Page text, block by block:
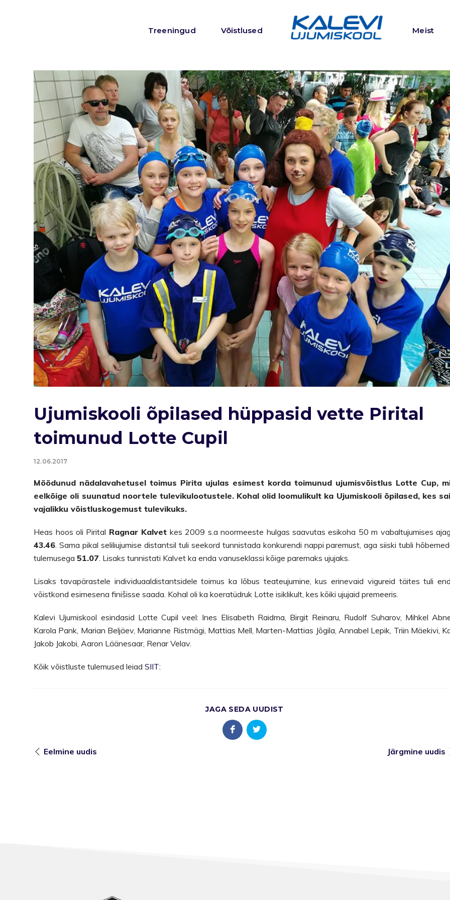
Treeningud Võistlused Meist
Ujumiskooli õpilased hüppasid vette Pirital
toimunud Lotte Cupil
12.06.2017
Möödunud nädalavahetusel toimus Pirita ujulas esimest korda toimunud ujumisvõistlus Lotte Cup,
eelkõige oli suunatud noortele tulevikulootustele. Kohal olid loomulikult ka Ujumiskooli õpilased, kes
vajalikku võistluskogemust tulevikuks.
Heas hoos oli Pirital Ragnar Kalvet kes 2009 s.a noormeeste hulgas saavutas esikoha 50 m vabaltujumises
43.46 . Sama pikal seliliujumise distantsil tuli seekord tunnistada konkurendi nappi paremust, aga siiski tubli
tulemusega51.07 . Lisaks tunnistati Kalvet ka enda vanuseklassi kõige paremaks ujujaks.
Lisaks tavapärastele individuaaldistantsidele toimus ka lõbus teateujumine, kus erinevaid vigureid täites tuli
võistkond esimesena finišisse saada. Kohal oli ka koeratüdruk Lotte isiklikult, kes kõiki ujujaid premeeris.
Kalevi Ujumiskool esindasid Lotte Cupil veel: Ines Elisabeth Raidma, Birgit Reinaru, Rudolf Suharov, Mihkel
Karola Pank, Marian Beljäev, Marianne Ristmägi, Mattias Mell, Marten-Mattias Jõgila, Annabel Lepik, Triin Mäekivi,
Jakob Jakobi, Aaron Läänesaar, Renar Velav.
Kõik võistluste tulemused leiadSIIT:
JAGA SEDA UUDIST
Eelmine uudis Järgmine uudis